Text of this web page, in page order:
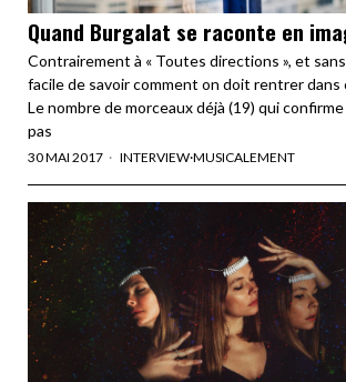
Quand Burgalat se raconte en
Contrairement à « Toutes directions », et
facile de savoir comment on doit rentrer dans
Le nombre de morceaux déjà (19) qui confirme
pas
30 MAI 2017 INTERVIEW·MUSICALEMENT